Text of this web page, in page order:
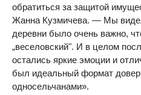
обратиться за защитой
Жанна Кузмичева. — Мы
деревни было очень важно,
„веселовский". И в целом
остались яркие эмоции и
был идеальный формат
односельчанами».